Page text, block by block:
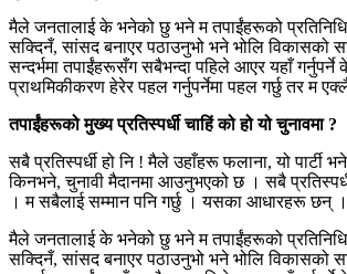
मैले जनतालाई के भनेको छु भने म तपाईंहरूको
सक्दिनँ, सांसद बनाएर पठाउनुभो भने भोलि विकासको
सन्दर्भमा तपाईंहरूसँग सबैभन्दा पहिले आएर यहाँ
प्राथमिकीकरण हेरेर पहल गर्नुपर्नेमा पहल गर्छु तर म
तपाईंहरूको मुख्य प्रतिस्पर्धी चाहिं को हो यो चुनावमा ?
सबै प्रतिस्पर्धी हो नि ! मैले उहाँहरू फलाना, यो पार्टी
किनभने, चुनावी मैदानमा आउनुभएको छ । सबै
। म सबैलाई सम्मान पनि गर्छु । यसका आधारहरू छन् ।
मैले जनतालाई के भनेको छु भने म तपाईंहरूको
सक्दिनँ, सांसद बनाएर पठाउनुभो भने भोलि विकासको